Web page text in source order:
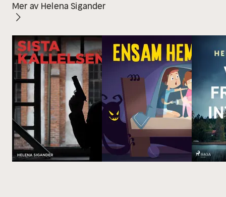
Mer av Helena Sigander